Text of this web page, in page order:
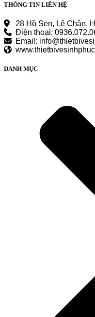
THÔNG TIN LIÊN HỆ
28 Hồ Sen, Lê Chân,
Điện thoại:
Email:
DANH MỤC